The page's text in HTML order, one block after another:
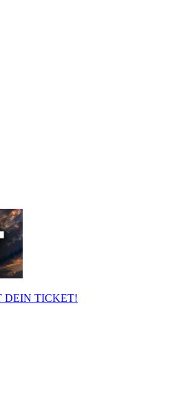
DEIN TICKET!